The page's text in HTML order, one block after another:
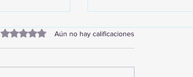
Obtuvo 0 de 5 estrellas.
Aún no hay calificaciones